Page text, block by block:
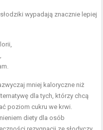
wypadają znacznie lepiej
mniej kaloryczne niż
dla tych, którzy chcą
poziom cukru we krwi.
diety dla osób